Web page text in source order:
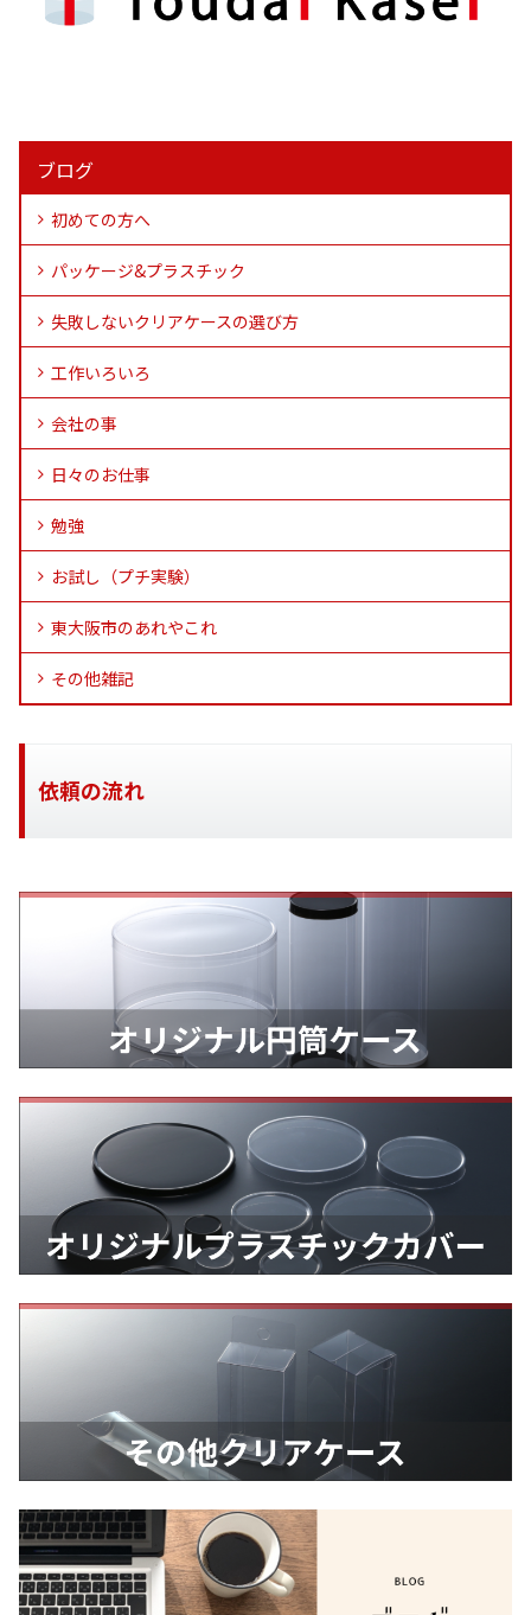
ブログ
初めての方へ
パッケージ&プラスチック
失敗しないクリアケースの選び方
工作いろいろ
会社の事
日々のお仕事
勉強
お試し（プチ実験）
東大阪市のあれやこれ
その他雑記
依頼の流れ